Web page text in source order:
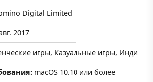
Digital Limited
2017
игры, Казуальные игры, Инди
macOS 10.10 или более